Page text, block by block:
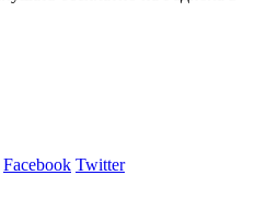
Facebook Twitter